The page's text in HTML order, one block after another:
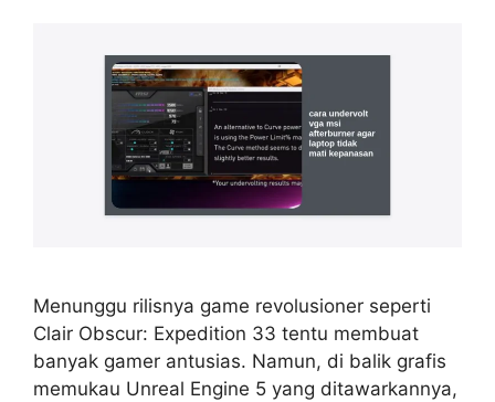
Menunggu rilisnya game revolusioner seperti
Clair Obscur: Expedition 33 tentu membuat
banyak gamer antusias. Namun, di balik grafis
memukau Unreal Engine 5 yang ditawarkannya,